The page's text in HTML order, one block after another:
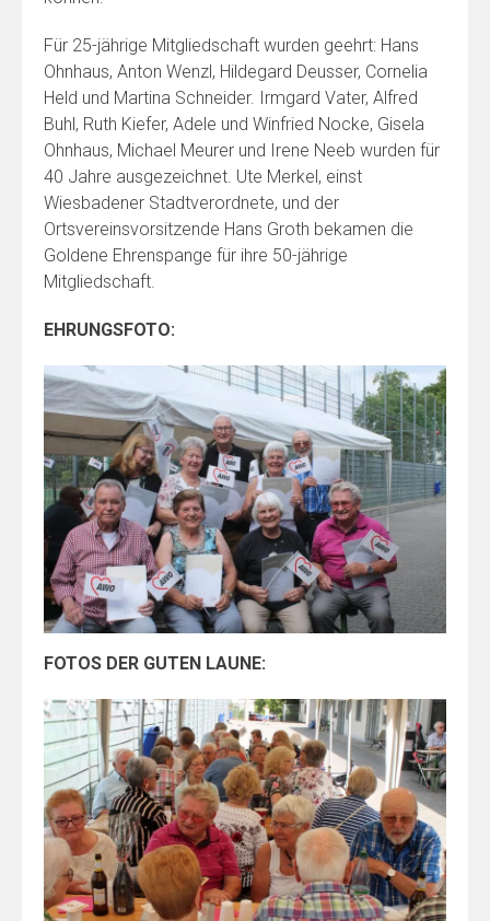
Für 25-jährige Mitgliedschaft wurden geehrt: Hans
Ohnhaus, Anton Wenzl, Hildegard Deusser, Cornelia
Held und Martina Schneider. Irmgard Vater, Alfred
Buhl, Ruth Kiefer, Adele und Winfried Nocke, Gisela
Ohnhaus, Michael Meurer und Irene Neeb wurden für
40 Jahre ausgezeichnet. Ute Merkel, einst
Wiesbadener Stadtverordnete, und der
Ortsvereinsvorsitzende Hans Groth bekamen die
Goldene Ehrenspange für ihre 50-jährige
Mitgliedschaft.
EHRUNGSFOTO:
FOTOS DER GUTEN LAUNE: